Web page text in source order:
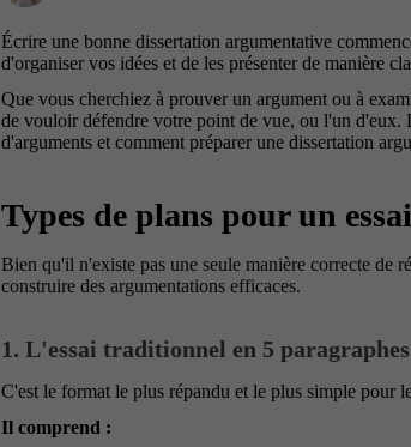
Écrire une bonne dissertation argumentative
d'organiser vos idées et de les présenter de manière
Que vous cherchiez à prouver un argument ou à
de vouloir défendre votre point de vue, ou l'un d'eux.
d'arguments et comment préparer une dissertation
Types de plans pour un
Bien qu'il n'existe pas une seule manière correcte de
construire des argumentations efficaces.
1. L'essai traditionnel en 5 paragraphes
C'est le format le plus répandu et le plus simple pour
Il comprend :